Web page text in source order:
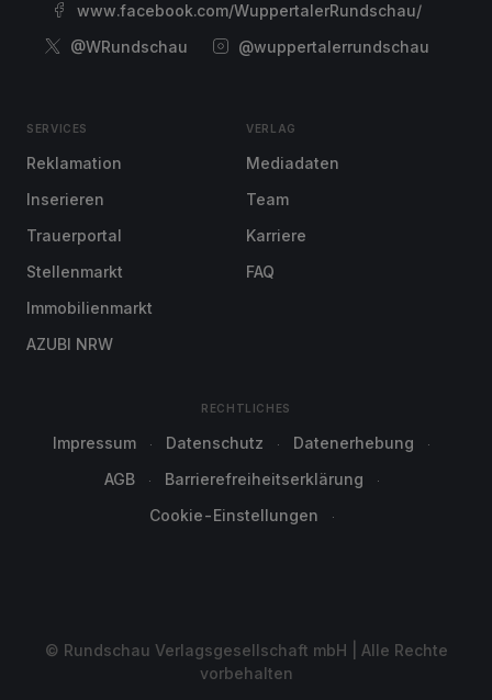
www.facebook.com/WuppertalerRundschau/
@WRundschau
@wuppertalerrundschau
SERVICES
Reklamation
Inserieren
Trauerportal
Stellenmarkt
Immobilienmarkt
AZUBI NRW
VERLAG
Mediadaten
Team
Karriere
FAQ
RECHTLICHES
Impressum Datenschutz
Datenerhebung
AGB
Barrierefreiheitserklärung
Cookie-Einstellungen
© Rundschau Verlagsgesellschaft mbH | Alle Rechte
vorbehalten